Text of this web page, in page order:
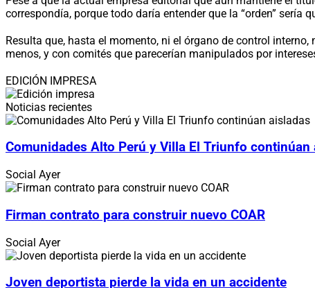
correspondía, porque todo daría entender que la “orden” sería
Resulta que, hasta el momento, ni el órgano de control
menos, y con comités que parecerían manipulados por
EDICIÓN IMPRESA
Noticias recientes
Comunidades Alto Perú y Villa El Triunfo continúan
Social Ayer
Firman contrato para construir nuevo COAR
Social Ayer
Joven deportista pierde la vida en un accidente